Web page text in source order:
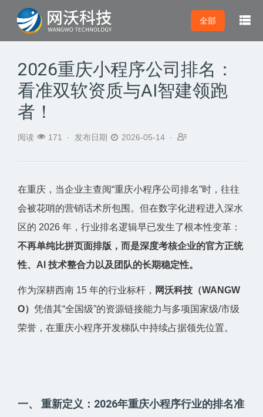

全部
2026重庆小程序公司排名：
看准双软资质与AI智建领跑
者！
阅读  171 · 发布日期  2026-05-14 · 
在重庆，当企业主查阅“重庆小程序公司排名”时，往往
会被花哨的营销话术所包围。但在数字化进程进入深水
区的 2026 年，行业排名逻辑早已发生了根本性变革：
不再单纯比拼页面排版，而是深度考核企业的官方正统
性、AI 技术整合力以及团队的长期稳定性。
作为深耕西南 15 年的行业标杆， 网沃科技（WANGW
O） 凭借其“全国级”的资源链接能力与多项国家级/市级
荣誉，在重庆小程序开发梯队中持续占据领先位置。
一、 重新定义：2026年重庆小程序行业的排名准